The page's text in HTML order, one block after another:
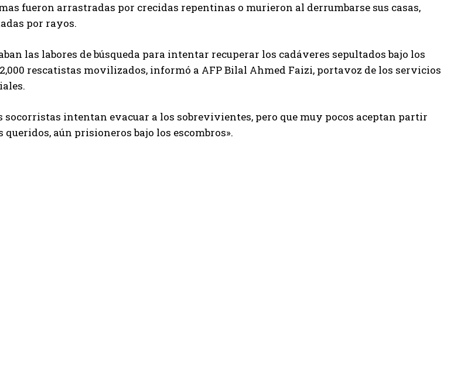
fueron arrastradas por crecidas repentinas o murieron al derrumbarse sus casas,
por rayos.
las labores de búsqueda para intentar recuperar los cadáveres sepultados bajo los
2,000 rescatistas movilizados, informó a AFP Bilal Ahmed Faizi, portavoz de los servicios
socorristas intentan evacuar a los sobrevivientes, pero que muy pocos aceptan partir
queridos, aún prisioneros bajo los escombros».